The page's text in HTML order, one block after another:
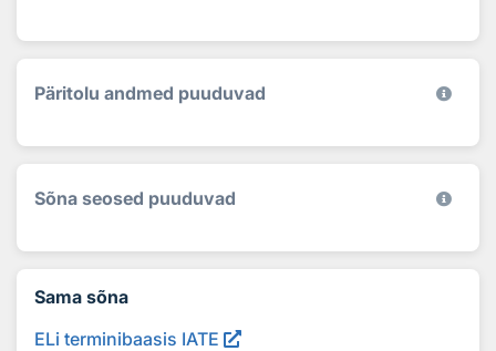
Päritolu andmed puuduvad
Sõna seosed puuduvad
Sama sõna
ELi terminibaasis IATE